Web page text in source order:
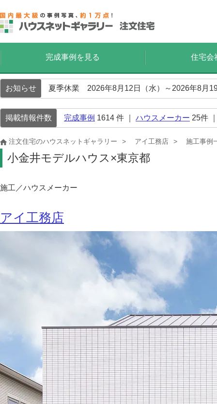
完成事例を見る 住宅会
お知らせ 夏季休業 2026年8月12日（水）～2026年8月
掲載情報件数 完成事例 1614 件 ｜ ハウスメーカー 25件
注文住宅のハウスネットギャラリー アイ工務店 施工事例
小金井モデルハウス×東京都
施工／ハウスメーカー
アイ工務店